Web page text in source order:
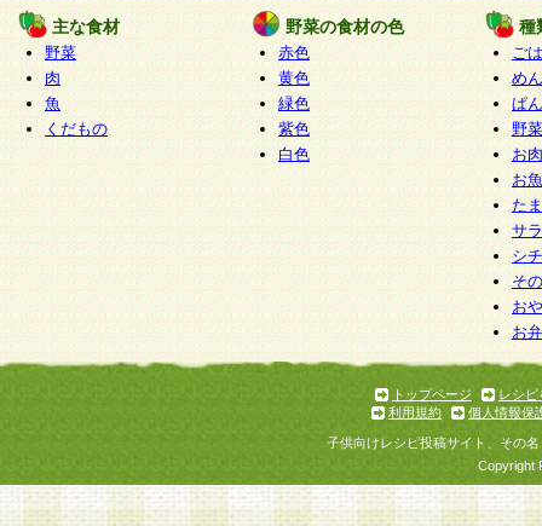
5.当社がお聞きする個人情報は、すべて会員登録
で提 供いただいたものと考えております。従っ
自らの個人情報の提供を希望されない場合には、
をお預かりいたしません が、提供されないこと
商品やサービス等をご利用いただけない場合があ
了承ください。
6.当社は、お客様から当社が保有している個人情
加・ 利用停止等を求められた場合には、ご本人
て確認できた場合に限り、法令に準拠して合理的
いただきます。なお、開示 請求等の請求先は個
ります。
1.会員とは、本規約等を承諾のうえ、当社所定の
了し、当社が承認した者、グループとします。な
が以下に該当する場合は会員登録をすることがで
主な食材
野菜
肉
魚
くだもの
野菜の食材の色
赤色
黄色
緑色
紫色
白色
種
ご
めん
ぱん
野
お
お
た
サ
シ
そ
お
お
トップページ
レシピ
利用規約
個人情報保
子供向けレシピ投稿サイト、その
Copyright